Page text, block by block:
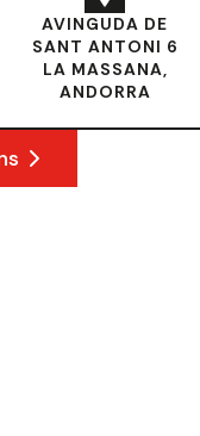
AVINGUDA DE
SANT ANTONI 6
LA MASSANA,
ANDORRA